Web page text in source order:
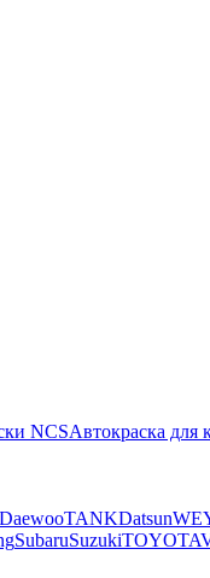
NCSАвтокраска для
DaewooTANKDatsun
SubaruSuzukiTOYOTA